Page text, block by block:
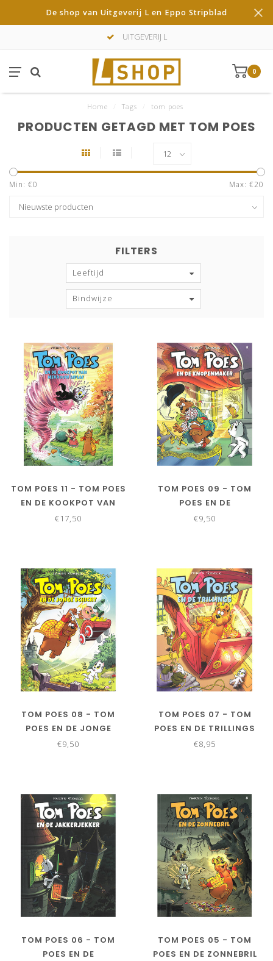
De shop van Uitgeverij L en Eppo Stripblad
UITGEVERIJ L
0
Home Tags tom poes
PRODUCTEN GETAGD MET TOM POES
Min: €0 Max: €20
FILTERS
Leeftijd
Bindwijze
TOM POES 11 - TOM POES
EN DE KOOKPOT VAN
MEVROUW LIPLAF
€17,50
TOM POES 09 - TOM
POES EN DE
KNOPENMAKER
€9,50
TOM POES 08 - TOM
POES EN DE JONGE
SCHICHT
€9,50
TOM POES 07 - TOM
POES EN DE TRILLINGS
€8,95
TOM POES 06 - TOM
POES EN DE
TOM POES 05 - TOM
POES EN DE ZONNEBRIL